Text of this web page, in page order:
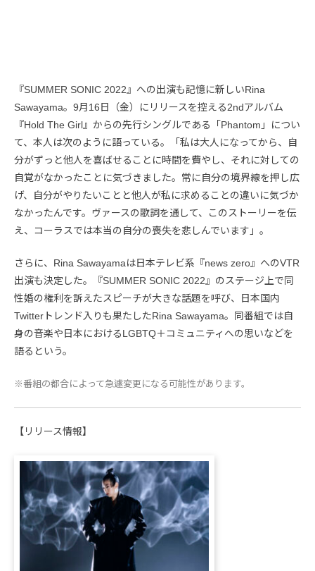
『SUMMER SONIC 2022』への出演も記憶に新しいRina
Sawayama。9月16日（金）にリリースを控える2ndアルバム
『Hold The Girl』からの先行シングルである「Phantom」につい
て、本人は次のように語っている。「私は大人になってから、自
分がずっと他人を喜ばせることに時間を費やし、それに対しての
自覚がなかったことに気づきました。常に自分の境界線を押し広
げ、自分がやりたいことと他人が私に求めることの違いに気づか
なかったんです。ヴァースの歌詞を通して、このストーリーを伝
え、コーラスでは本当の自分の喪失を悲しんでいます」。
さらに、Rina Sawayamaは日本テレビ系『news zero』へのVTR
出演も決定した。『SUMMER SONIC 2022』のステージ上で同
性婚の権利を訴えたスピーチが大きな話題を呼び、日本国内
Twitterトレンド入りも果たしたRina Sawayama。同番組では自
身の音楽や日本におけるLGBTQ＋コミュニティへの思いなどを
語るという。
※番組の都合によって急遽変更になる可能性があります。
【リリース情報】